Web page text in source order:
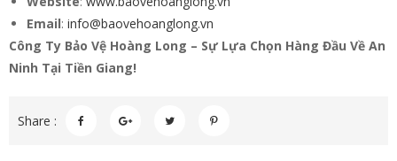
Email: info@baovehoanglong.vn
Công Ty Bảo Vệ Hoàng Long – Sự Lựa Chọn Hàng Đầu Về An
Ninh Tại Tiền Giang!
Share :